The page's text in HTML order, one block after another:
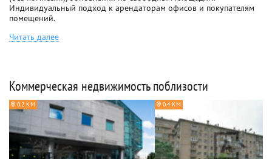
Индивидуальный подход к арендаторам офисов и покупателям
помещений.
Читать далее
Коммерческая недвижимость поблизости
0.2 КМ 0.4 КМ